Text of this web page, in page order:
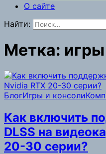
О сайте
Найти:
Метка: игры
БлогИгры и консоли
Как включить
DLSS на
20-30 серии?